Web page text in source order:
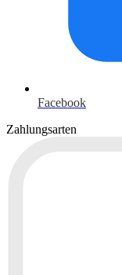
Facebook
Zahlungsarten